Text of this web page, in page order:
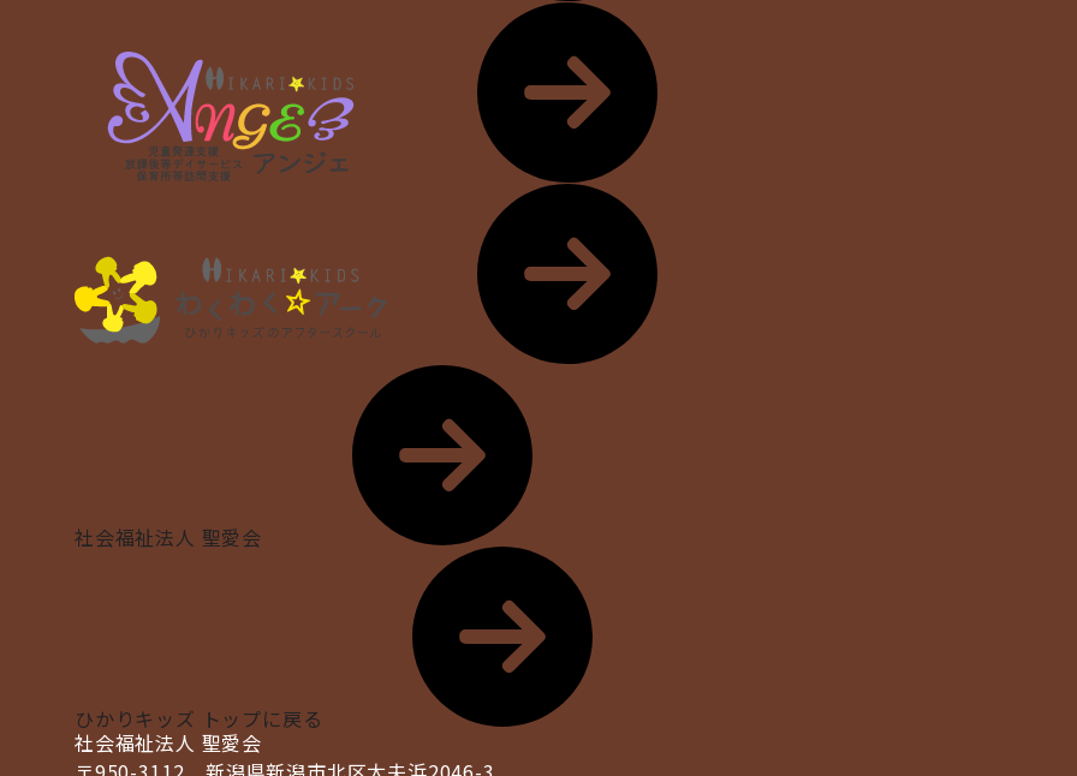
社会福祉法人 聖愛会
ひかりキッズ トップに戻る
社会福祉法人 聖愛会